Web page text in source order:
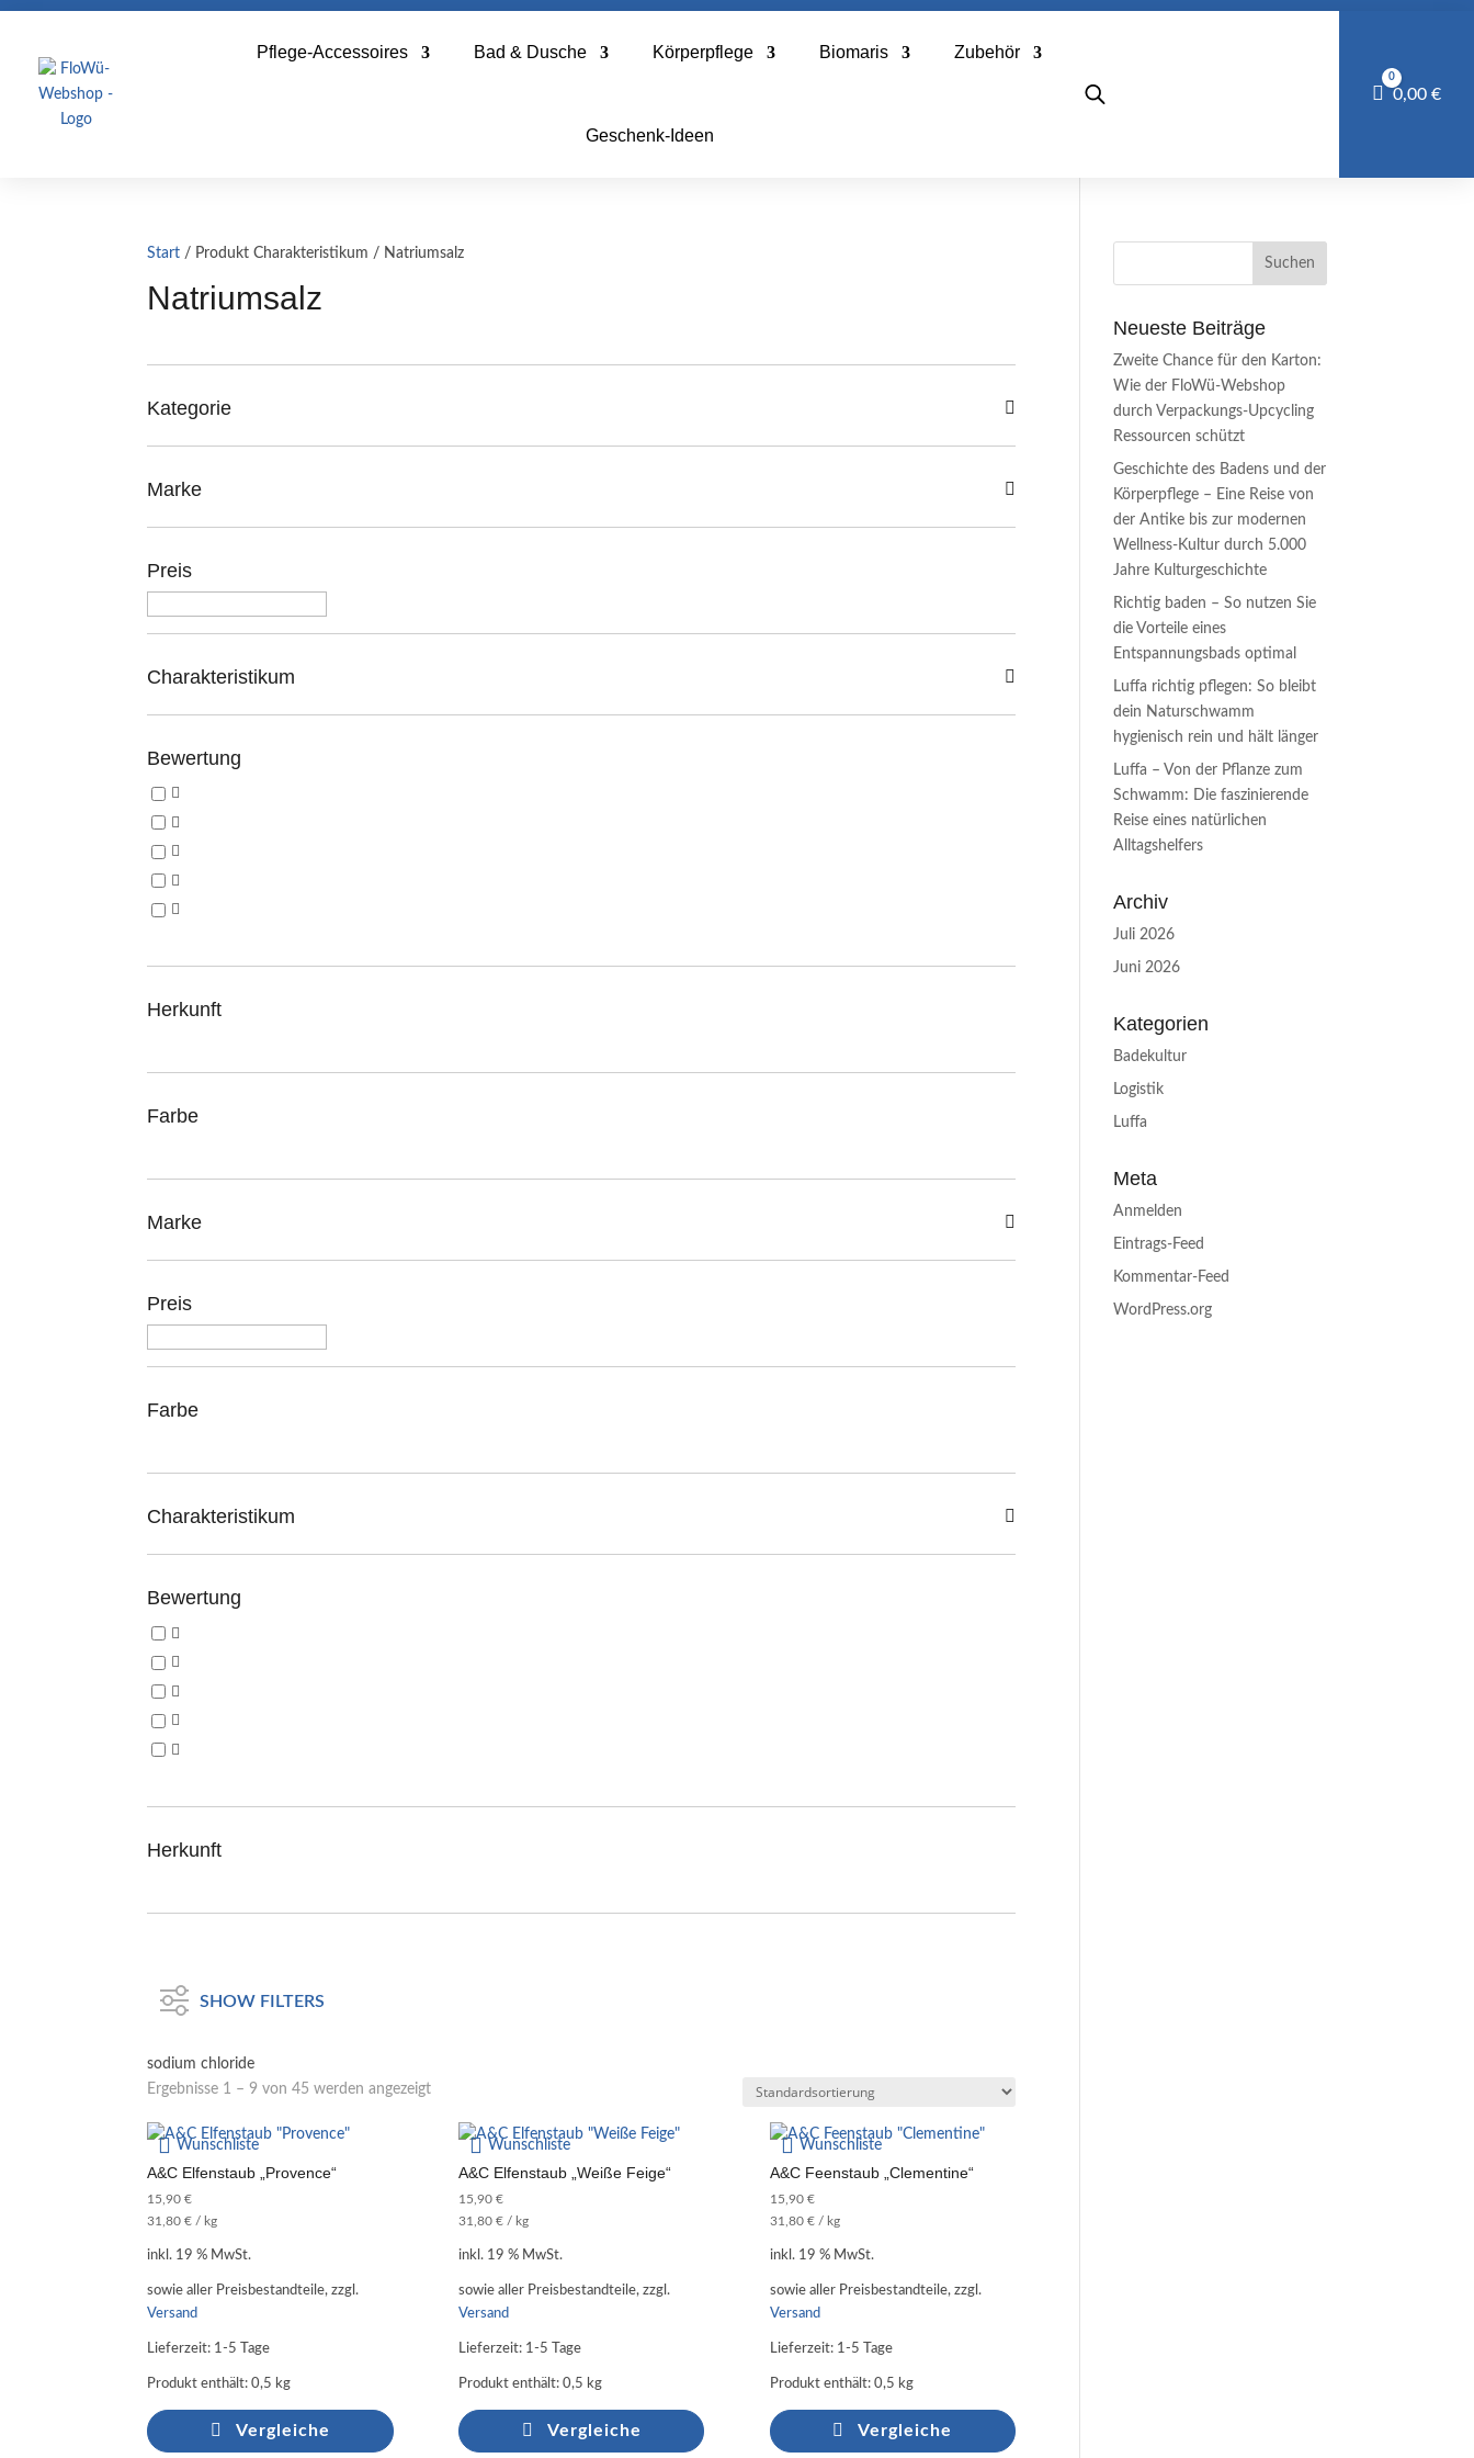
Pflege-Accessoires Bad & Dusche Körperpflege Biomaris Zubehör
Geschenk-Ideen
Warenkorb
0
0,00 €
Start / Produkt Charakteristikum / Natriumsalz
Natriumsalz
Kategorie
Marke
Preis
Charakteristikum
Bewertung
Herkunft
Farbe
Marke
Preis
Farbe
Charakteristikum
Bewertung
Herkunft
SHOW FILTERS
sodium chloride
Ergebnisse 1 – 9 von 45 werden angezeigt
Wunschliste
A&C Elfenstaub „Provence“
15,90€
31,80€ / kg
inkl. 19 % MwSt.
sowie aller Preisbestandteile, zzgl.
Versand
Lieferzeit: 1-5 Tage
Produkt enthält: 0,5 kg
Vergleiche
Wunschliste
A&C Elfenstaub „Weiße Feige“
15,90 €
31,80 €/ kg
inkl. 19 % MwSt.
sowie aller Preisbestandteile, zzgl.
Versand
Lieferzeit: 1-5 Tage
Produkt enthält: 0,5 kg
Vergleiche
Wunschliste
A&C Feenstaub „Clementine“
15,90 €
31,80 €/ kg
inkl. 19 % MwSt.
sowie aller Preisbestandteile, zzgl.
Versand
Lieferzeit: 1-5 Tage
Produkt enthält: 0,5 kg
Vergleiche
Neueste Beiträge
Zweite Chance für den Karton:
Wie der FloWü-Webshop
durch Verpackungs-Upcycling
Ressourcen schützt
Geschichte des Badens und der
Körperpflege – Eine Reise von
der Antike bis zur modernen
Wellness-Kultur durch 5.000
Jahre Kulturgeschichte
Richtig baden – So nutzen Sie
die Vorteile eines
Entspannungsbads optimal
Luffa richtig pflegen: So bleibt
dein Naturschwamm
hygienisch rein und hält länger
Luffa – Von der Pflanze zum
Schwamm: Die faszinierende
Reise eines natürlichen
Alltagshelfers
Archiv
Juli 2026
Juni 2026
Kategorien
Badekultur
Logistik
Luffa
Meta
Anmelden
Eintrags-Feed
Kommentar-Feed
WordPress.org